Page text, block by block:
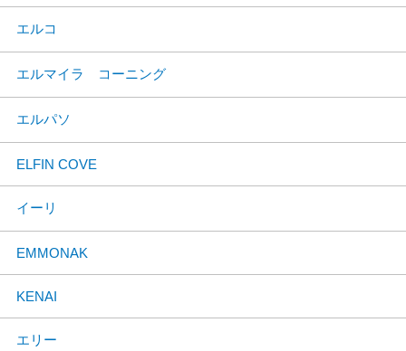
エルコ
エルマイラ コーニング
エルパソ
ELFIN COVE
イーリ
EMMONAK
KENAI
エリー